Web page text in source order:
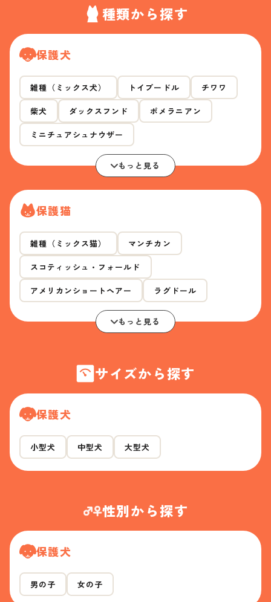
種類から探す
保護犬
雑種（ミックス犬） トイプードル チワワ
柴犬 ダックスフンド ポメラニアン
ミニチュアシュナウザー
もっと見る
保護猫
雑種（ミックス猫） マンチカン
スコティッシュ・フォールド
アメリカンショートヘアー ラグドール
もっと見る
サイズから探す
保護犬
小型犬 中型犬 大型犬
性別から探す
保護犬
男の子 女の子